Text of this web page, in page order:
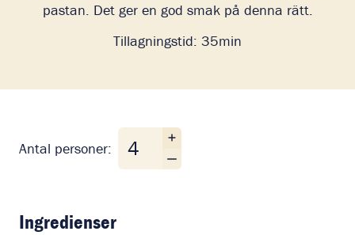
pastan. Det ger en god smak på denna rätt.
Tillagningstid: 35min
Antal personer:
Antal personer
Ingredienser